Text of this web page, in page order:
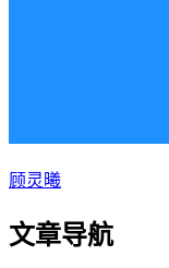
顾灵曦
文章导航